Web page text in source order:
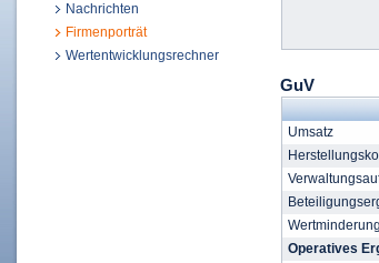
Nachrichten
Firmenporträt
Wertentwicklungsrechner
GuV
Umsatz
Wertminderung
Operatives